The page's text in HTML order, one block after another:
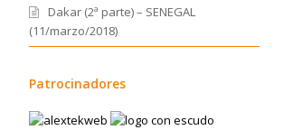
Dakar (2ª parte) – SENEGAL
(11/marzo/2018)
Patrocinadores